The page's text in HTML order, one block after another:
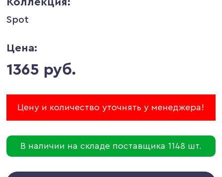
Spot
Цена:
1365 руб.
Цену и количество уточнять у менеджера!
В наличии на складе поставщика 1148 шт.